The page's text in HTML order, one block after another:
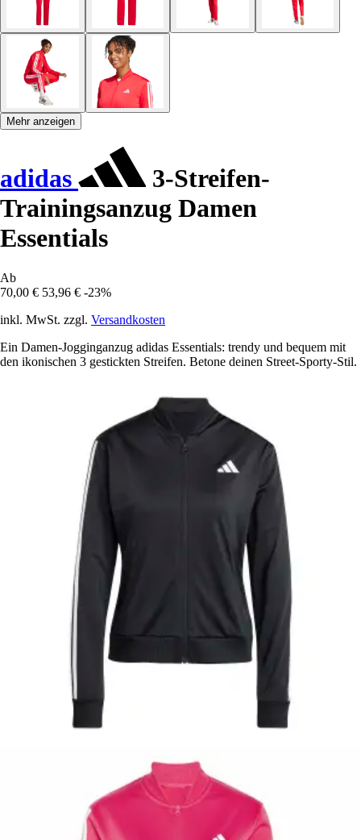
Mehr anzeigen
adidas
3-Streifen-
Trainingsanzug Damen
Essentials
Ab
70,00 € 53,96 € -23%
inkl. MwSt. zzgl. Versandkosten
Ein Damen-Jogginganzug adidas Essentials: trendy und bequem mit
den ikonischen 3 gestickten Streifen. Betone deinen Street-Sporty-Stil.